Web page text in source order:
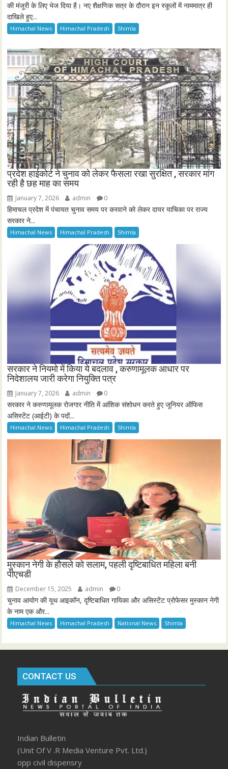
की मंजूरी के लिए भेज दिया है। नए शैक्षणिक सत्र के दौरान इन स्कूलों में नाममात्र ही
दाखिले हुए...
Himachal News Himachal Pradesh Shimla
प्रदेश हाईकोर्ट ने चुनाव को लेकर फैसला रखा सुरक्षित , सरकार मांग
रही है छह माह का समय
January 7, 2026 admin 0
हिमाचल प्रदेश में पंचायत चुनाव समय पर करवाने को लेकर दायर याचिका पर राज्य
सरकार ने...
Himachal News Himachal Pradesh Shimla
सरकार ने नियमो में किया ये बदलाव , करुणामूलक आधार पर
निदेशालय जारी करेगा नियुक्ति पत्र
January 7, 2026 admin 0
सरकार ने करुणामूलक रोजगार नीति में आंशिक संशोधन करते हुए जूनियर ऑफिस
असिस्टेंट (आईटी) के पदों...
Himachal News Himachal Pradesh Shimla
मुस्कान नेगी के हौसले को सलाम, पहली दृष्टिबाधित महिला बनी
पीएचडी
December 15, 2025 admin 0
चुनाव आयोग की यूथ आइकॉन, दृष्टिबाधित गायिका और असिस्टेंट प्रोफेसर मुस्कान नेगी
के नाम एक और...
Himachal News Himachal Pradesh National News Shimla
CONTACT US
Indian Bulletin
(Unit Of V .R Media Venture Pvt. Ltd.)
opp civil dispensry